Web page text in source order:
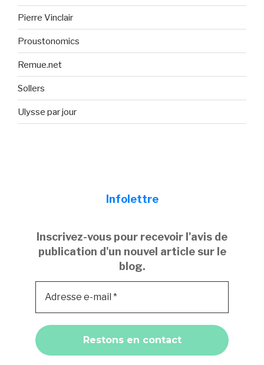
Pierre Vinclair
Proustonomics
Remue.net
Sollers
Ulysse par jour
Infolettre
Inscrivez-vous pour recevoir l'avis de
publication d'un nouvel article sur le
blog.